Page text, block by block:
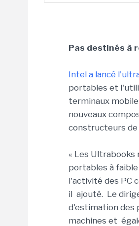
Pas destinés à
Intel a lancé
portables et
terminaux
nouveaux
constructeurs de
« Les Ultrabooks
portables à
l'activité des PC
il ajouté. Le
d'estimation des
machines et